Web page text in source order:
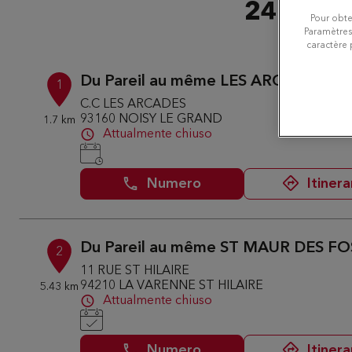
24
1
1.7 km
Du Pareil au même LES ARCADES
C.C LES ARCADES
93160 NOISY LE GRAND
Attualmente chiuso
Numero
2
5.43 km
Du Pareil au même ST MAUR DES
11 RUE ST HILAIRE
94210 LA VARENNE ST HILAIRE
Attualmente chiuso
Pour
caractère